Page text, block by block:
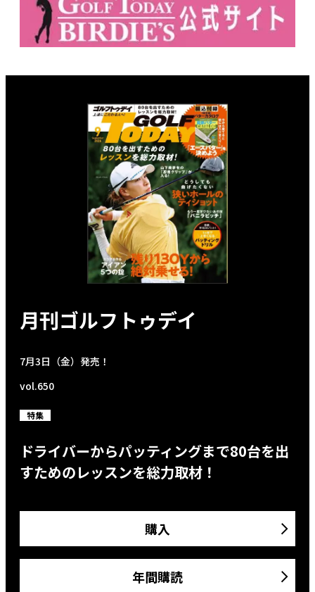
月刊ゴルフトゥデイ
7月3日（金）発売！
vol.650
特集
ドライバーからパッティングまで80台を出
すためのレッスンを総力取材！
購入
年間購読